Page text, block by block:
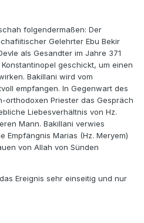
folgendermaßen: Der
Gelehrter Ebu Bekir
als Gesandter im Jahre 371
geschickt, um einen
Bakillani wird vom
empfangen. In Gegenwart des
orthodoxen Priester das Gespräch
Liebesverhältnis von Hz.
Mann. Bakillani verwies
Marias (Hz. Meryem)
von Allah von Sünden
Ereignis sehr einseitig und nur